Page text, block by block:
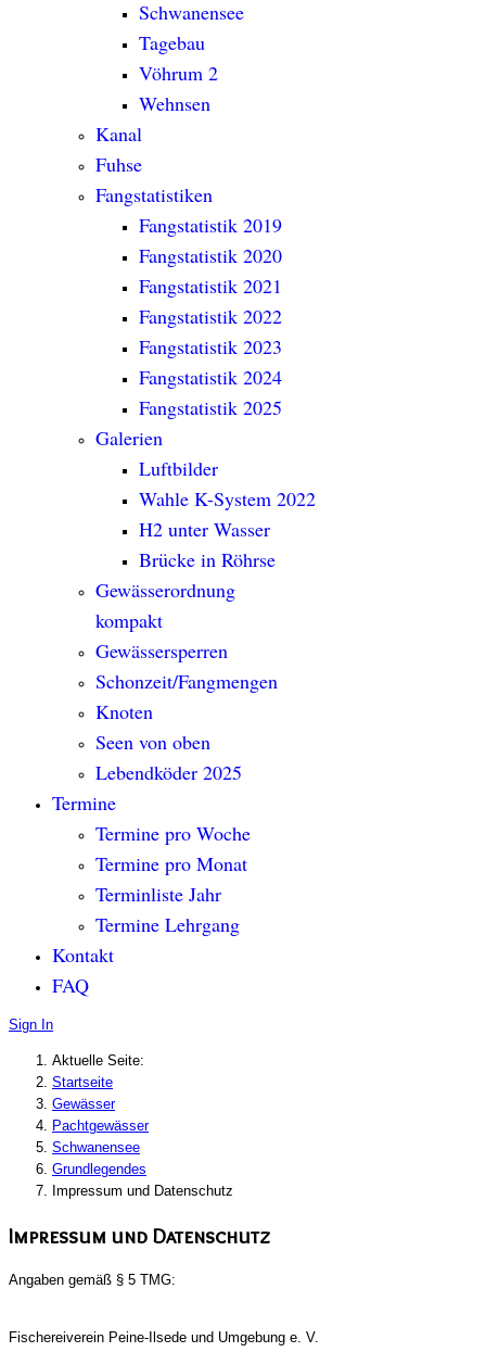
Schwanensee
Tagebau
Vöhrum 2
Wehnsen
Kanal
Fuhse
Fangstatistiken
Fangstatistik 2019
Fangstatistik 2020
Fangstatistik 2021
Fangstatistik 2022
Fangstatistik 2023
Fangstatistik 2024
Fangstatistik 2025
Galerien
Luftbilder
Wahle K-System 2022
H2 unter Wasser
Brücke in Röhrse
Gewässerordnung
kompakt
Gewässersperren
Schonzeit/Fangmengen
Knoten
Seen von oben
Lebendköder 2025
Termine
Termine pro Woche
Termine pro Monat
Terminliste Jahr
Termine Lehrgang
Kontakt
FAQ
Sign In
Aktuelle Seite:
Startseite
Gewässer
Pachtgewässer
Schwanensee
Grundlegendes
Impressum und Datenschutz
Impressum und Datenschutz
Angaben gemäß § 5 TMG:
Fischereiverein Peine-Ilsede und Umgebung e. V.